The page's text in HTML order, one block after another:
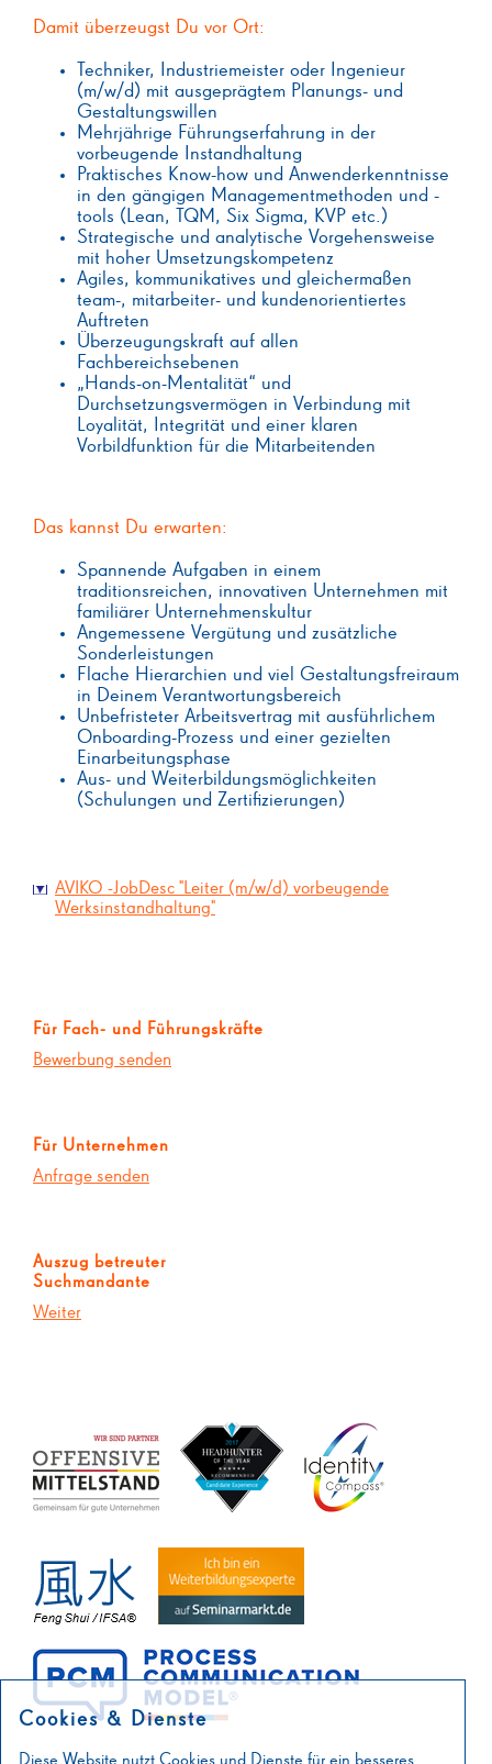
Damit überzeugst Du vor Ort:
Techniker, Industriemeister oder Ingenieur
(m/w/d) mit ausgeprägtem Planungs- und
Gestaltungswillen
Mehrjährige Führungserfahrung in der
vorbeugende Instandhaltung
Praktisches Know-how und Anwenderkenntnisse
in den gängigen Managementmethoden und -
tools (Lean, TQM, Six Sigma, KVP etc.)
Strategische und analytische Vorgehensweise
mit hoher Umsetzungskompetenz
Agiles, kommunikatives und gleichermaßen
team-, mitarbeiter- und kundenorientiertes
Auftreten
Überzeugungskraft auf allen
Fachbereichsebenen
„Hands-on-Mentalität“ und
Durchsetzungsvermögen in Verbindung mit
Loyalität, Integrität und einer klaren
Vorbildfunktion für die Mitarbeitenden
Das kannst Du erwarten:
Spannende Aufgaben in einem
traditionsreichen, innovativen Unternehmen mit
familiärer Unternehmenskultur
Angemessene Vergütung und zusätzliche
Sonderleistungen
Flache Hierarchien und viel Gestaltungsfreiraum
in Deinem Verantwortungsbereich
Unbefristeter Arbeitsvertrag mit ausführlichem
Onboarding-Prozess und einer gezielten
Einarbeitungsphase
Aus- und Weiterbildungsmöglichkeiten
(Schulungen und Zertifizierungen)
AVIKO -JobDesc "Leiter (m/w/d) vorbeugende
Werksinstandhaltung"
Für Fach- und Führungskräfte
Bewerbung senden
Für Unternehmen
Anfrage senden
Auszug betreuter
Suchmandante
Weiter
Cookies & Dienste